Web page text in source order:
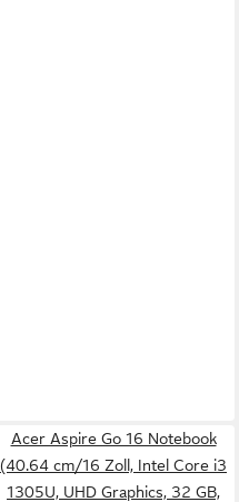
Acer Aspire Go 16 Notebook
(40.64 cm/16 Zoll, Intel Core i3
1305U, UHD Graphics, 32 GB,